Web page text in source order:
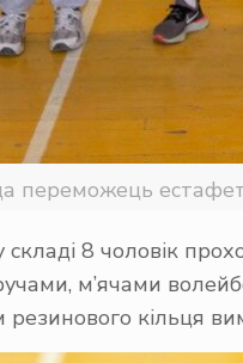
переможець естафет
8 чоловік
м’ячами
кільця